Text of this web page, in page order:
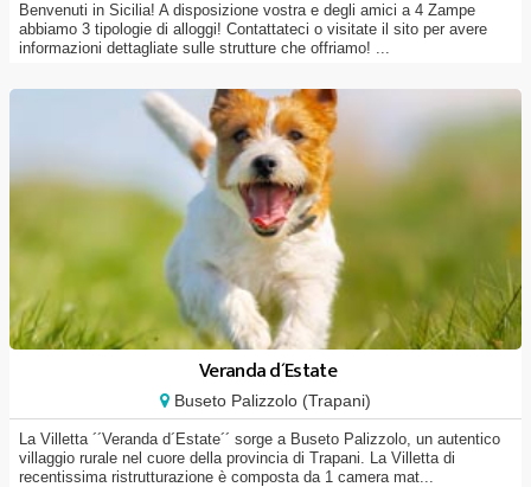
Benvenuti in Sicilia! A disposizione vostra e degli amici a 4 Zampe
abbiamo 3 tipologie di alloggi! Contattateci o visitate il sito per avere
informazioni dettagliate sulle strutture che offriamo! ...
Veranda d´Estate
Buseto Palizzolo (Trapani)
La Villetta ´´Veranda d´Estate´´ sorge a Buseto Palizzolo, un autentico
villaggio rurale nel cuore della provincia di Trapani. La Villetta di
recentissima ristrutturazione è composta da 1 camera mat...